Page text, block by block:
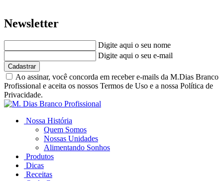
Newsletter
Digite aqui o seu nome
Digite aqui o seu e-mail
Cadastrar
Ao assinar, você concorda em receber e-mails da M.Dias Branco
Profissional e aceita os nossos Termos de Uso e a nossa Política de
Privacidade.
Nossa História
Quem Somos
Nossas Unidades
Alimentando Sonhos
Produtos
Dicas
Receitas